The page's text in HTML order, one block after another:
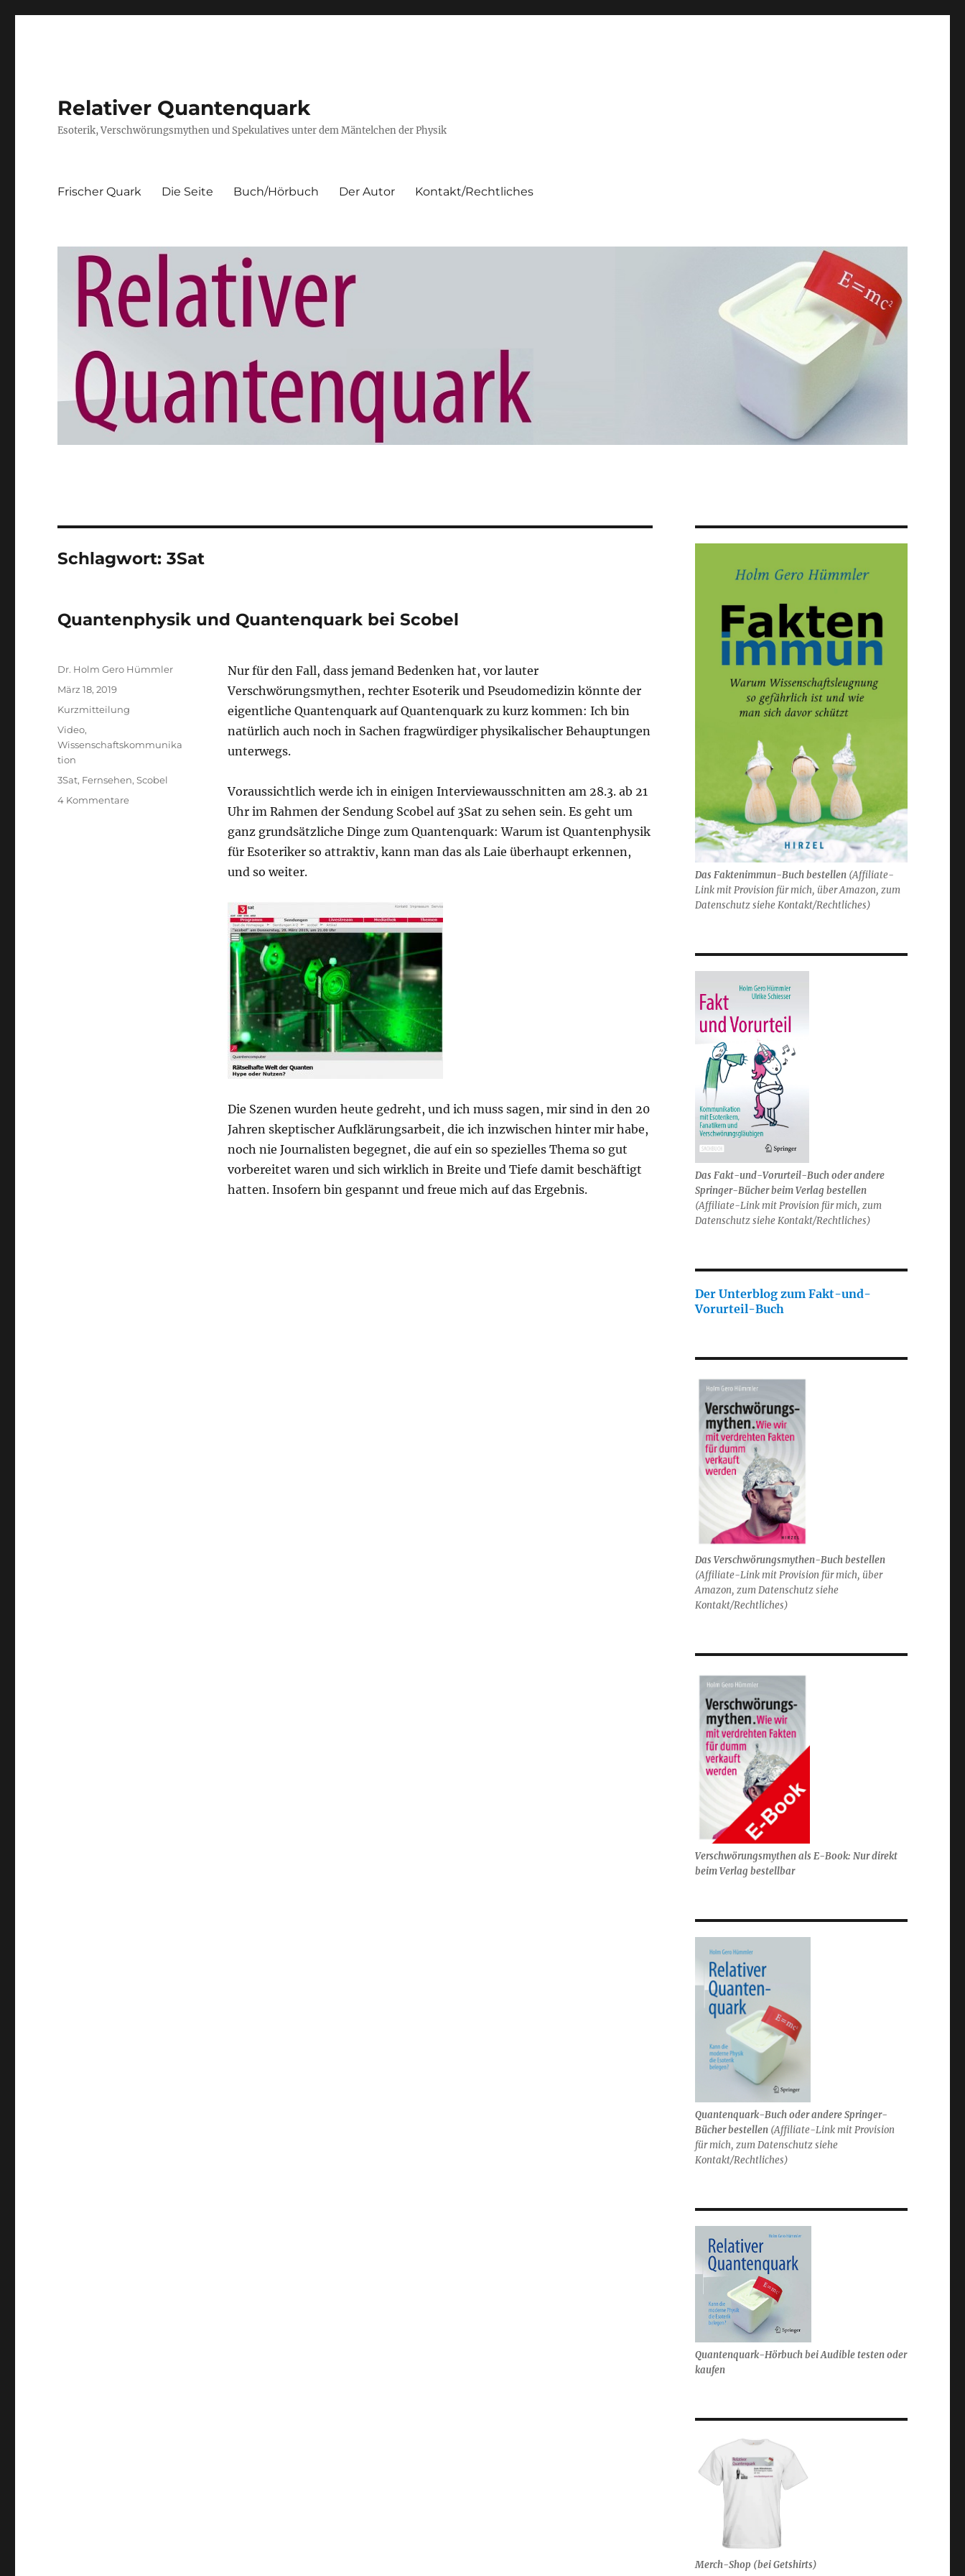
Relativer Quantenquark
Esoterik, Verschwörungsmythen und Spekulatives unter dem Mäntelchen der Physik
Frischer Quark Die Seite Buch/Hörbuch Der Autor Kontakt/Rechtliches
Schlagwort:3Sat
Quantenphysik und Quantenquark bei Scobel
Nur für den Fall, dass jemand Bedenken hat, vor lauter
Verschwörungsmythen, rechter Esoterik und Pseudomedizin könnte der
eigentliche Quantenquark auf Quantenquark zu kurz kommen: Ich bin
natürlich auch noch in Sachen fragwürdiger physikalischer Behauptungen
unterwegs.
Voraussichtlich werde ich in einigen Interviewausschnitten am 28.3. ab 21
Uhr im Rahmen der Sendung Scobel auf 3Sat zu sehen sein. Es geht um
ganz grundsätzliche Dinge zum Quantenquark: Warum ist Quantenphysik
für Esoteriker so attraktiv, kann man das als Laie überhaupt erkennen,
und so weiter.
Die Szenen wurden heute gedreht, und ich muss sagen, mir sind in den 20
Jahren skeptischer Aufklärungsarbeit, die ich inzwischen hinter mir habe,
noch nie Journalisten begegnet, die auf ein so spezielles Thema so gut
vorbereitet waren und sich wirklich in Breite und Tiefe damit beschäftigt
hatten. Insofern bin gespannt und freue mich auf das Ergebnis.
Autor
Dr. Holm Gero Hümmler
Veröffentlicht
März 18, 2019
Format
Kurzmitteilung
Kategorien
Video,
Wissenschaftskommunika
tion
Schlagwörter
3Sat, Fernsehen,Scobel
4 Kommentarezu
Das Faktenimmun-Buch bestellen(Affiliate-
Link mit Provision für mich, über Amazon, zum
Datenschutz siehe Kontakt/Rechtliches)
Das Fakt-und-Vorurteil-Buch oder andere
Springer-Bücher beim Verlag bestellen
(Affiliate-Link mit Provision für mich, zum
Datenschutz siehe Kontakt/Rechtliches)
Der Unterblog zum Fakt-und-
Vorurteil-Buch
Das Verschwörungsmythen-Buch bestellen
(Affiliate-Link mit Provision für mich, über
Amazon, zum Datenschutz siehe
Kontakt/Rechtliches)
Verschwörungsmythen als E-Book: Nur direkt
beim Verlag bestellbar
Quantenquark-Buch oder andere Springer-
Bücher bestellen(Affiliate-Link mit Provision
für mich, zum Datenschutz siehe
Kontakt/Rechtliches)
Quantenquark-Hörbuch bei Audible testen oder
kaufen
Merch-Shop (bei Getshirts)